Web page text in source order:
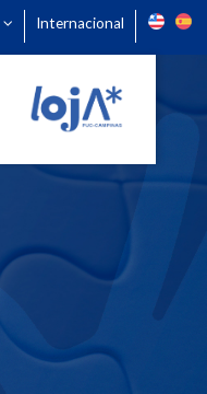
Internacional